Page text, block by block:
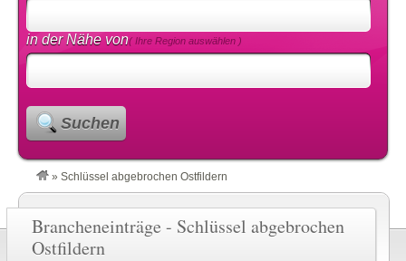
in der Nähe von( Ihre Region auswählen )
Suchen
» Schlüssel abgebrochen Ostfildern
Brancheneinträge - Schlüssel abgebrochen
Ostfildern